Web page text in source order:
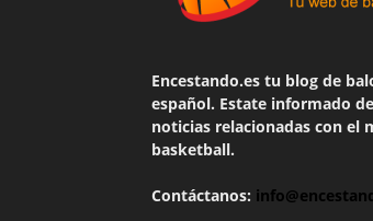
Encestando.es tu blog de
español. Estate informado
noticias relacionadas con el
basketball.
Contáctanos: